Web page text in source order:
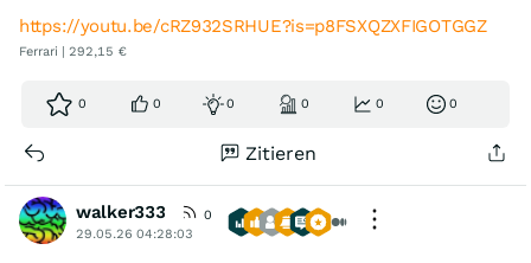
https://youtu.be/cRZ932SRHUE?is=p8FSXQZXFIGOTGGZ
Ferrari | 292,15 €
0 0 0 0 0 0
Zitieren
walker333
0
29.05.26 04:28:03